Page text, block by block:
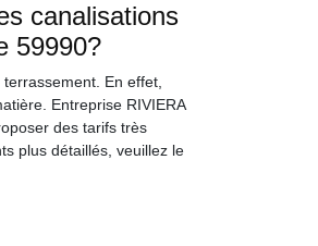
canalisations
59990?
En effet,
Entreprise RIVIERA
des tarifs très
plus détaillés, veuillez le